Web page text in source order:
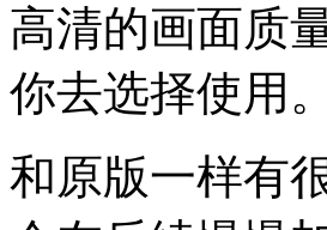
高清的画面质
你去选择使用。
和原版一样有